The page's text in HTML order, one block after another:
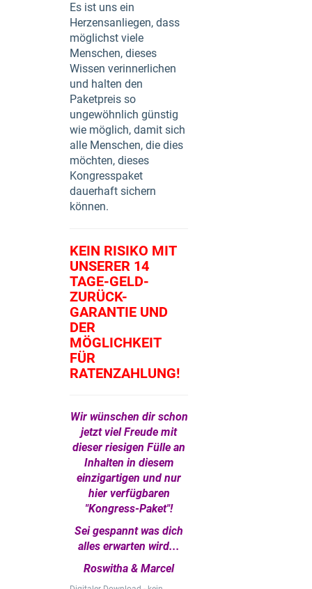
Es ist uns ein
Herzensanliegen, dass
möglichst viele
Menschen, dieses
Wissen verinnerlichen
und halten den
Paketpreis so
ungewöhnlich günstig
wie möglich, damit sich
alle Menschen, die dies
möchten, dieses
Kongresspaket
dauerhaft sichern
können.
KEIN RISIKO MIT
UNSERER 14
TAGE-GELD-
ZURÜCK-
GARANTIE UND
DER
MÖGLICHKEIT
FÜR
RATENZAHLUNG!
Wir wünschen dir schon
jetzt viel Freude mit
dieser riesigen Fülle an
Inhalten in diesem
einzigartigen und nur
hier verfügbaren
"Kongress-Paket"!
Sei gespannt was dich
alles erwarten wird...
Roswitha & Marcel